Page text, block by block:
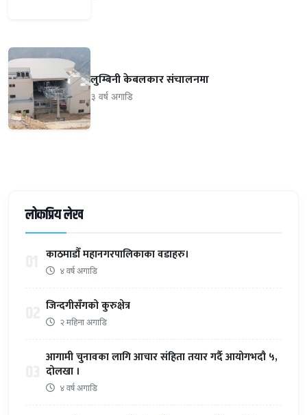
लुम्बिनी केबलकार संचालनमा
३ वर्ष अगाडि
लोकप्रिय लेख
काठमाडौँ महानगरपालिकाका वडाहरु।
४ वर्ष अगाडि
जिन्दगीसँगको कुरुक्षेत्र
२ महिना अगाडि
आगामी चुनावका लागि आचार संहिता तयार गर्दै आयोगभदौ ५,
दोलखा ।
४ वर्ष अगाडि